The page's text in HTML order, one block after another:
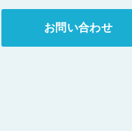
お問い合わせ